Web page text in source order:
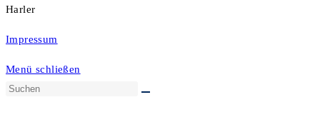
Harler
Impressum
Menü schließen